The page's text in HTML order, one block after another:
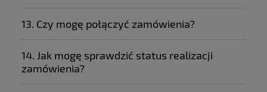
13. Czy mogę połączyć zamówienia?
14. Jak mogę sprawdzić status realizacji
zamówienia?